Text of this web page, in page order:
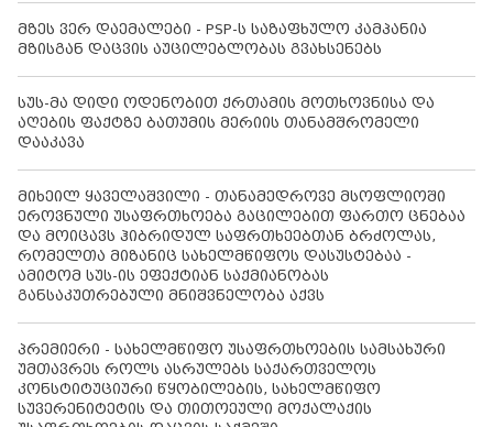
მზეს ვერ დაემალები - PSP-ს საზაფხულო კამპანია
მზისგან დაცვის აუცილებლობას გვახსენებს
სუს-მა დიდი ოდენობით ქრთამის მოთხოვნისა და
აღების ფაქტზე ბათუმის მერიის თანამშრომელი
დააკავა
მიხეილ ყაველაშვილი - თანამედროვე მსოფლიოში
ეროვნული უსაფრთხოება გაცილებით ფართო ცნებაა
და მოიცავს ჰიბრიდულ საფრთხეებთან ბრძოლას,
რომელთა მიზანიც სახელმწიფოს დასუსტებაა -
ამიტომ სუს-ის ეფექტიან საქმიანობას
განსაკუთრებული მნიშვნელობა აქვს
პრემიერი - სახელმწიფო უსაფრთხოების სამსახური
უმთავრეს როლს ასრულებს საქართველოს
კონსტიტუციური წყობილების, სახელმწიფო
სუვერენიტეტის და თითოეული მოქალაქის